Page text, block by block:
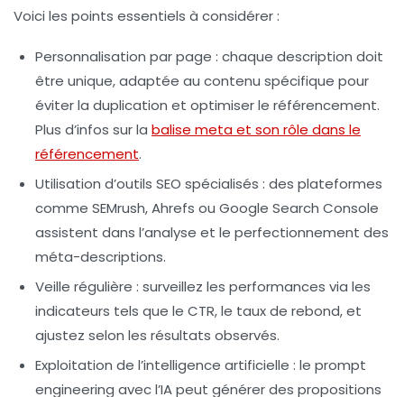
Voici les points essentiels à considérer :
Personnalisation par page : chaque description doit
être unique, adaptée au contenu spécifique pour
éviter la duplication et optimiser le référencement.
Plus d’infos sur la balise meta et son rôle dans le
référencement.
Utilisation d’outils SEO spécialisés : des plateformes
comme SEMrush, Ahrefs ou Google Search Console
assistent dans l’analyse et le perfectionnement des
méta-descriptions.
Veille régulière : surveillez les performances via les
indicateurs tels que le CTR, le taux de rebond, et
ajustez selon les résultats observés.
Exploitation de l’intelligence artificielle : le prompt
engineering avec l’IA peut générer des propositions